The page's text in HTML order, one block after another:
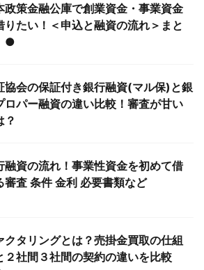
政策金融公庫で創業資金・事業資金
りたい！＜申込と融資の流れ＞まと
●
協会の保証付き銀行融資(マル保)と銀
ロパー融資の違い比較！審査が甘い
？
融資の流れ！事業性資金を初めて借
審査 条件 金利 必要書類など
クタリングとは？売掛金買取の仕組
２社間３社間の契約の違いを比較